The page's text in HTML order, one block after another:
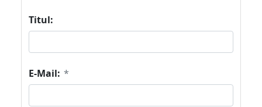
Titul:
E-Mail: *